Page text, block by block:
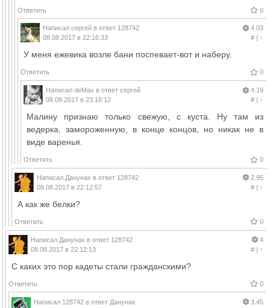
Ответить 0
Написал сергей в ответ 128742
08.08.2017 в 22:16:33
4.03
#| ↑
У меня ежевика возле бани поспевает-вот и наберу.
Ответить 0
Написал deMax в ответ сергей
08.08.2017 в 23:18:12
4.19
#| ↑
Малину признаю только свежую, с куста. Ну там из
ведерка, замороженную, в конце концов, но никак не в
виде варенья.
Ответить 0
Написал Данунах в ответ 128742
08.08.2017 в 22:12:57
2.95
#| ↑
А как же белки?
Ответить 0
Написал Данунах в ответ 128742
08.08.2017 в 22:12:13
4
#| ↑
С каких это пор кадеты стали гражданскими?
Ответить 0
Написал 128742 в ответ Данунах
3.45